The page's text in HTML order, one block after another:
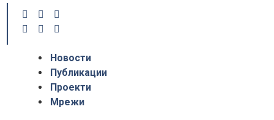
Новости
Публикации
Проекти
Мрежи